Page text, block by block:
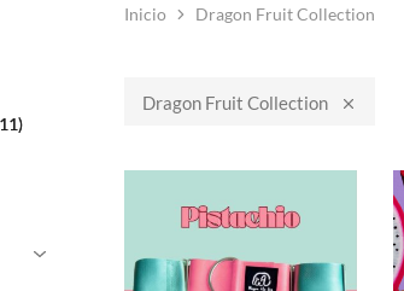
Inicio Dragon Fruit Collection
Dragon Fruit Collection
11